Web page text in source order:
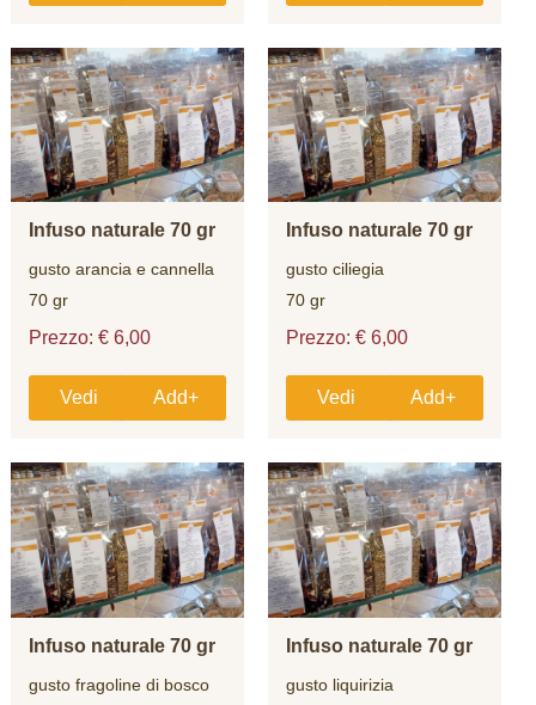
Infuso naturale 70 gr
gusto arancia e cannella
70 gr
Prezzo: € 6,00
Vedi Add+
Infuso naturale 70 gr
gusto ciliegia
70 gr
Prezzo: € 6,00
Vedi Add+
Infuso naturale 70 gr
gusto fragoline di bosco
Infuso naturale 70 gr
gusto liquirizia